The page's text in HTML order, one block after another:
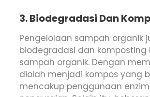
3. Biodegradasi Dan
Pengelolaan sampah organik
biodegradasi dan komposting
sampah organik. Dengan
diolah menjadi kompos yang
mencakup penggunaan